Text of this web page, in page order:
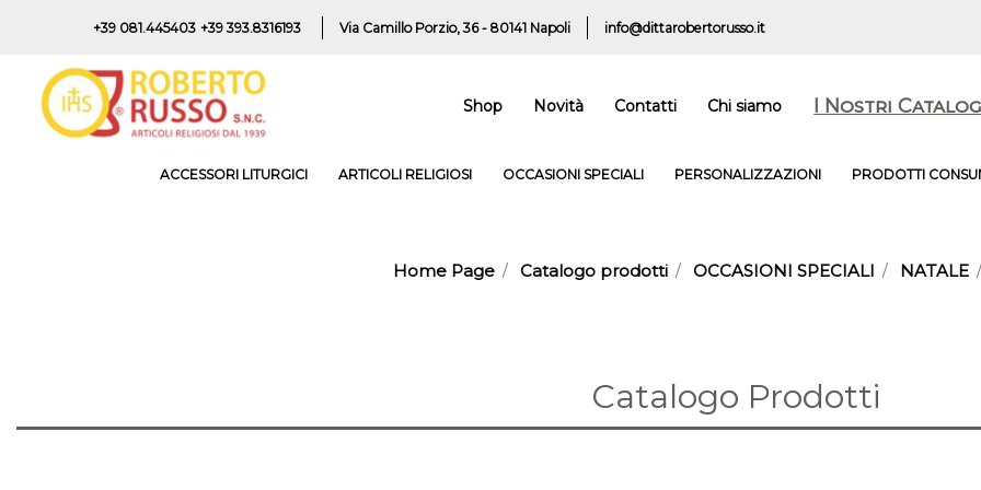
+39 081.445403 +39 393.8316193 Via Camillo Porzio, 36 - 80141 Napoli info@dittarobertorusso.it
Shop Novità Contatti Chi siamo I Nostri
ACCESSORI LITURGICI ARTICOLI RELIGIOSI OCCASIONI SPECIALI PERSONALIZZAZIONI PRODOTTI
Home Page Catalogo prodotti OCCASIONI SPECIALI NATALE
Catalogo Prodotti